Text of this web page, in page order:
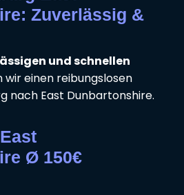
Zuverlässig &
und schnellen
einen reibungslosen
nach East Dunbartonshire.
Ø 150€